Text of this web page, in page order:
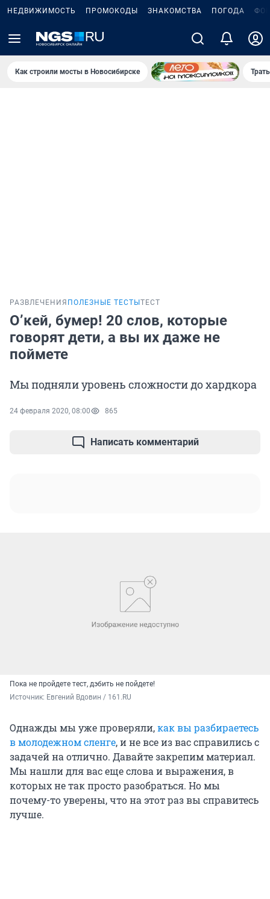
НЕДВИЖИМОСТЬ ПРОМОКОДЫ ЗНАКОМСТВА ПОГОДА
Как строили мосты в Новосибирске
РАЗВЛЕЧЕНИЯ ПОЛЕЗНЫЕ ТЕСТЫ ТЕСТ
О’кей, бумер! 20 слов, которые
говорят дети, а вы их даже не
поймете
Мы подняли уровень сложности до хардкора
24 февраля 2020, 08:00 865
Написать комментарий
Пока не пройдете тест, дэбить не пойдете!
Источник: Евгений Вдовин / 161.RU
Однажды мы уже проверяли,как вы разбираетесь
в молодежном сленге, и не все из вас справились с
задачей на отлично. Давайте закрепим материал.
Мы нашли для вас еще слова и выражения, в
которых не так просто разобраться. Но мы
почему-то уверены, что на этот раз вы справитесь
лучше.